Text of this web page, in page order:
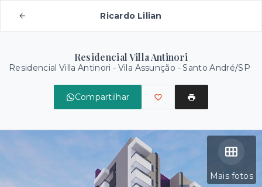
Ricardo Lilian
Residencial Villa Antinori
Residencial Villa Antinori - Vila Assunção - Santo André/SP
Compartilhar
Mais fotos